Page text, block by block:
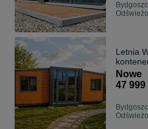
Letnia
montaż
Nowe
47 999